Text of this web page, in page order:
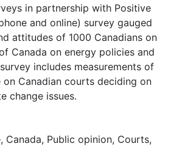
in partnership with Positive
and online) survey gauged
attitudes of 1000 Canadians on
Canada on energy policies and
includes measurements of
Canadian courts deciding on
change issues.
, Canada, Public opinion, Courts,